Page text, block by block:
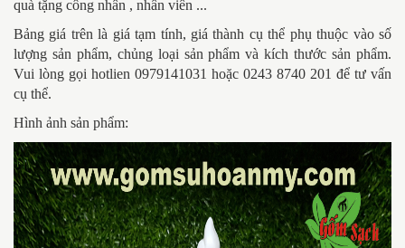
quà tặng công nhân , nhân viên ...
Bảng giá trên là giá tạm tính, giá thành cụ thể phụ thuộc vào số
lượng sản phẩm, chủng loại sản phẩm và kích thước sản phẩm.
Vui lòng gọi hotlien 0979141031 hoặc 0243 8740 201 để tư vấn
cụ thể.
Hình ảnh sản phẩm: